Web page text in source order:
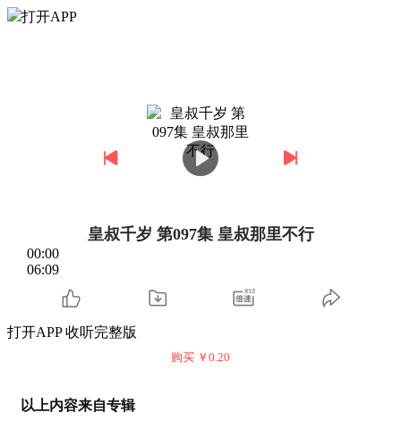
打开APP
皇叔千岁 第097集 皇叔那里不行
00:00
06:09
打开APP 收听完整版
购买 ￥ 0.20
以上内容来自专辑